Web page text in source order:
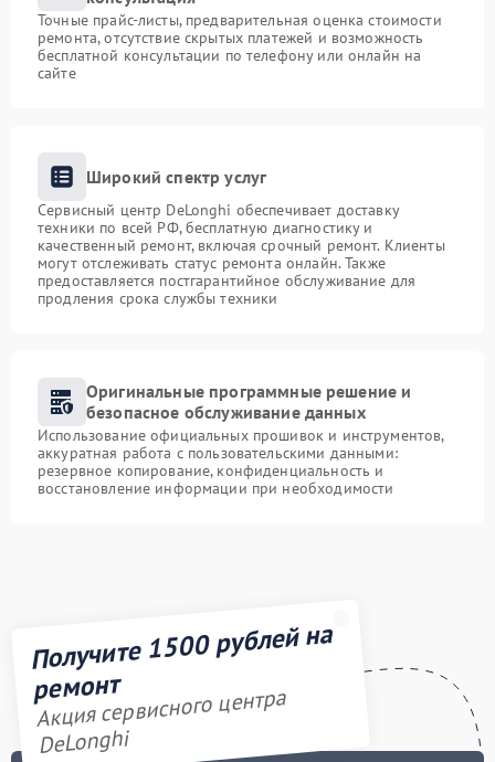
Точные прайс-листы, предварительная оценка стоимости
ремонта, отсутствие скрытых платежей и возможность
бесплатной консультации по телефону или онлайн на
сайте
Широкий спектр услуг
Сервисный центр DeLonghi обеспечивает доставку
техники по всей РФ, бесплатную диагностику и
качественный ремонт, включая срочный ремонт. Клиенты
могут отслеживать статус ремонта онлайн. Также
предоставляется постгарантийное обслуживание для
продления срока службы техники
Оригинальные программные решение и
безопасное обслуживание данных
Использование официальных прошивок и инструментов,
аккуратная работа с пользовательскими данными:
резервное копирование, конфиденциальность и
восстановление информации при необходимости
Получите 1500 рублей на
ремонт
Акция сервисного центра
DeLonghi